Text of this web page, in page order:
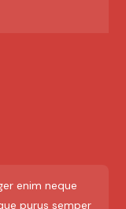
enim neque
purus semper